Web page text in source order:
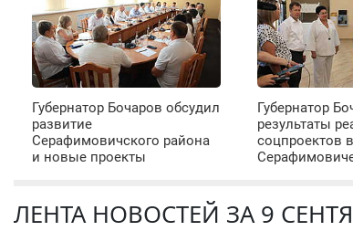
Губернатор Бочаров обсудил
развитие
Серафимовичского района
и новые проекты
Губернатор
результаты
соцпроектов в
ЛЕНТА НОВОСТЕЙ ЗА 9